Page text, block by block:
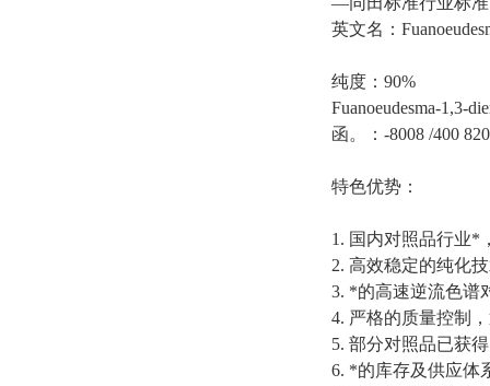
英文名：
纯度： 90%
Fuanoeudesma-1,3-
函。： -8008 /400
特色优势：
1. 国内对照品行业*
2. 高效稳定的纯化
3. *的高速逆流色谱
4. 严格的质量控制
5. 部分对照品已获
6. *的库存及供应体